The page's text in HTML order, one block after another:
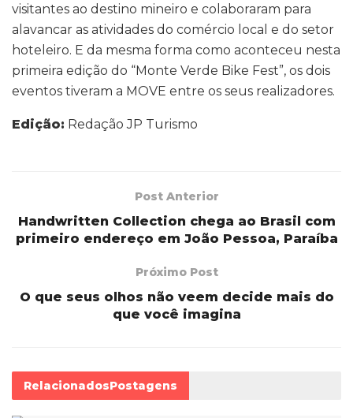
visitantes ao destino mineiro e colaboraram para
alavancar as atividades do comércio local e do setor
hoteleiro. E da mesma forma como aconteceu nesta
primeira edição do “Monte Verde Bike Fest”, os dois
eventos tiveram a MOVE entre os seus realizadores.
Edição: Redação JP Turismo
Post Anterior
Handwritten Collection chega ao Brasil com
primeiro endereço em João Pessoa, Paraíba
Próximo Post
O que seus olhos não veem decide mais do
que você imagina
RelacionadosPostagens